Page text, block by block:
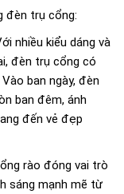
đèn trụ cổng:
nhiều kiểu dáng và
đèn trụ cổng có
ban ngày, đèn
ban đêm, ánh
đến vẻ đẹp
rào đóng vai trò
sáng mạnh mẽ từ